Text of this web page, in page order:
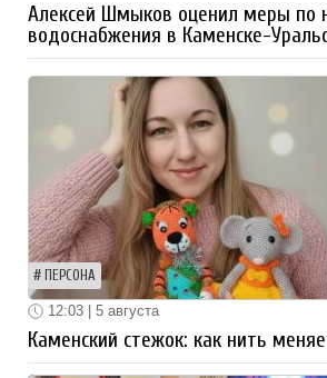
Алексей Шмыков оценил меры по
водоснабжения в Каменске-
ПЕРСОНА
12:03 | 5 августа
Каменский стежок: как нить